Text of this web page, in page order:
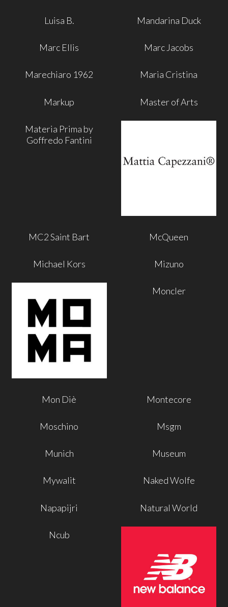
Luisa B. Mandarina Duck
Marc Ellis Marc Jacobs
Marechiaro 1962 Maria Cristina
Markup Master of Arts
Materia Prima by
Goffredo Fantini
MC2 Saint Bart McQueen
Michael Kors Mizuno
Moncler
Mon Diè Montecore
Moschino Msgm
Munich Museum
Mywalit Naked Wolfe
Napapijri Natural World
Ncub